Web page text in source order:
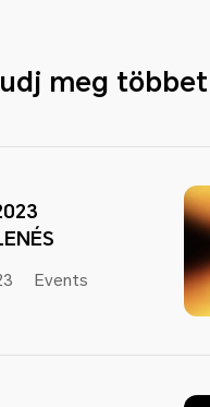
meg többet
Events